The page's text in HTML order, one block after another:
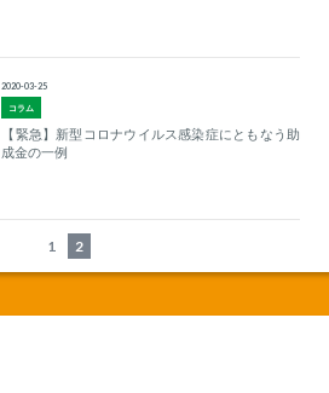
コラム
2020-03-25
【緊急】新型コロナウイルス感染症にともなう助
成金の一例
1 2